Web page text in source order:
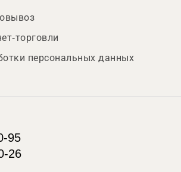
торговли
персональных данных
95
26